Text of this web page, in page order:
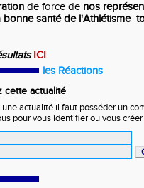
de force de nos
bonne santé de l'Athlétisme
ICI
les Réactions
cette actualité
actualité il faut posséder un
pour vous identifier ou vous